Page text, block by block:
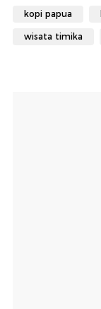
kopi papua
wisata timika